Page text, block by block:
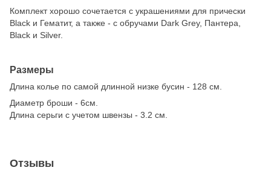
Комплект хорошо сочетается с украшениями для прически
Black и Гематит, а также - с обручами Dark Grey, Пантера,
Black и Silver.
Размеры
Длина колье по самой длинной низке бусин - 128 см.
Диаметр броши - 6см.
Длина серьги с учетом швензы - 3.2 см.
Отзывы